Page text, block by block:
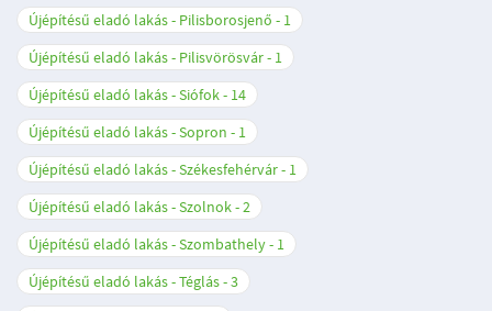
Újépítésű eladó lakás - Pilisborosjenő
1
Újépítésű eladó lakás - Pilisvörösvár
1
Újépítésű eladó lakás - Siófok
14
Újépítésű eladó lakás - Sopron
1
Újépítésű eladó lakás - Székesfehérvár
1
Újépítésű eladó lakás - Szolnok 2
Újépítésű eladó lakás - Szombathely
1
Újépítésű eladó lakás - Téglás 3